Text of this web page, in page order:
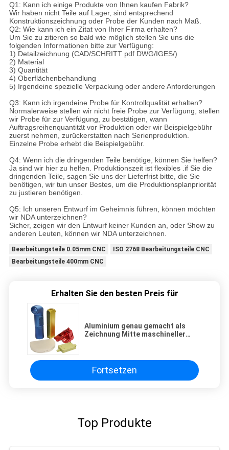
Q1: Kann ich einige Produkte von Ihnen kaufen Fabrik?
Wir haben nicht Teile auf Lager, sind entsprechend
Konstruktionszeichnung oder Probe der Kunden nach Maß.
Q2: Wie kann ich ein Zitat von Ihrer Firma erhalten?
Um Sie zu zitieren so bald wie möglich stellen Sie uns die
folgenden Informationen bitte zur Verfügung:
1) Detailzeichnung (CAD/SCHRITT pdf DWG/IGES/)
2) Material
3) Quantität
4) Oberflächenbehandlung
5) Irgendeine spezielle Verpackung oder andere Anforderungen
Q3: Kann ich irgendeine Probe für Kontrollqualität erhalten?
Normalerweise stellen wir nicht freie Probe zur Verfügung, stellen
wir Probe für zur Verfügung, zu bestätigen, wann
Auftragsreihenquantität vor Produktion oder wir Beispielgebühr
zuerst nehmen, zurückerstatten nach Serienproduktion.
Einzelne Probe erhebt die Beispielgebühr.
Q4: Wenn ich die dringenden Teile benötige, können Sie helfen?
Ja sind wir hier zu helfen. Produktionszeit ist flexibles .if Sie die
dringenden Teile, sagen Sie uns der Lieferfrist bitte, die Sie
benötigen, wir tun unser Bestes, um die Produktionsplanpriorität
zu justieren benötigen.
Q5: Ich unseren Entwurf im Geheimnis führen, können möchten
wir NDA unterzeichnen?
Sicher, zeigen wir den Entwurf keiner Kunden an, oder Show zu
anderen Leuten, können wir NDA unterzeichnen.
Bearbeitungsteile 0.05mm CNC
ISO 2768 Bearbeitungsteile CNC
Bearbeitungsteile 400mm CNC
Erhalten Sie den besten Preis für
Aluminium genau gemacht als
Zeichnung Mitte maschineller
Fortsetzen
Top Produkte